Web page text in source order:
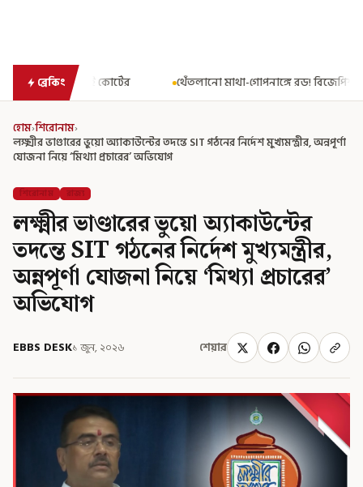
ব্রেকিং
থেঁতলানো মাথা-গোপনাঙ্গে রড! বিজেপিশাসিত অসমে নাবালিকার নৃশংস
হোম›শিরোনাম›
লক্ষ্মীর ভাণ্ডারের ভুয়ো অ্যাকাউন্টের তদন্তে SIT গঠনের নির্দেশ মুখ্যমন্ত্রীর, অন্নপূর্ণা
যোজনা নিয়ে ‘মিথ্যা প্রচারের’ অভিযোগ
শিরোনাম রাজ্য
লক্ষ্মীর ভাণ্ডারের ভুয়ো অ্যাকাউন্টের
তদন্তে SIT গঠনের নির্দেশ মুখ্যমন্ত্রীর,
অন্নপূর্ণা যোজনা নিয়ে ‘মিথ্যা প্রচারের’
অভিযোগ
EBBS DESK১ জুন, ২০২৬ শেয়ার